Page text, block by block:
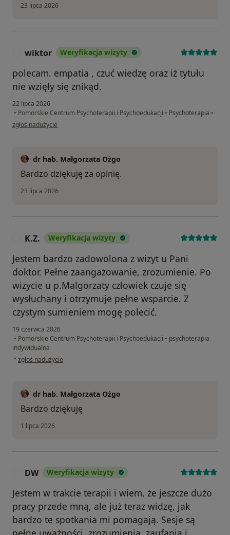
23 lipca 2026
wiktor Weryfikacja wizyty
polecam. empatia , czuć wiedzę oraz iż tytułu
nie wzięły się znikąd.
22 lipca 2026
• Pomorskie Centrum Psychoterapii i Psychoedukacji • Psychoterapia •
w opinii użytkownika wiktor
zgłoś nadużycie
dr hab. Małgorzata Ożgo
Bardzo dziękuję za opinię.
23 lipca 2026
K.Z. Weryfikacja wizyty
Jestem bardzo zadowolona z wizyt u Pani
doktor. Pełne zaangażowanie, zrozumienie. Po
wizycie u p.Malgorzaty człowiek czuje się
wysłuchany i otrzymuje pełne wsparcie. Z
czystym sumieniem mogę polecić.
19 czerwca 2026
• Pomorskie Centrum Psychoterapii i Psychoedukacji • psychoterapia
indywidualna
• w opinii użytkownika K.Z.
zgłoś nadużycie
dr hab. Małgorzata Ożgo
Bardzo dziękuję
1 lipca 2026
DW Weryfikacja wizyty
Jestem w trakcie terapii i wiem, że jeszcze dużo
pracy przede mną, ale już teraz widzę, jak
bardzo te spotkania mi pomagają. Sesje są